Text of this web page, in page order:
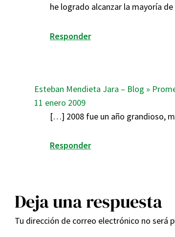
he logrado alcanzar la mayoría
Responder
Esteban Mendieta Jara – Blog »
11 enero 2009
[…] 2008 fue un año grandioso,
Responder
Deja una respuesta
Tu dirección de correo electrónico no será